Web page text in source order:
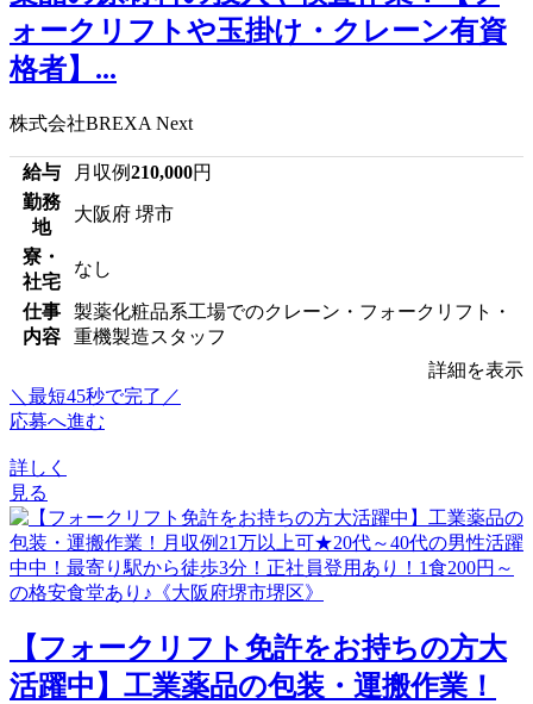
ォークリフトや玉掛け・クレーン有資
格者】...
株式会社BREXA Next
給与 月収例210,000円
勤務
地
大阪府 堺市
寮・
社宅
なし
仕事
内容
製薬化粧品系工場でのクレーン・フォークリフト・
重機製造スタッフ
詳細を表示
＼最短45秒で完了／
応募へ進む
詳しく
見る
【フォークリフト免許をお持ちの方大
活躍中】工業薬品の包装・運搬作業！